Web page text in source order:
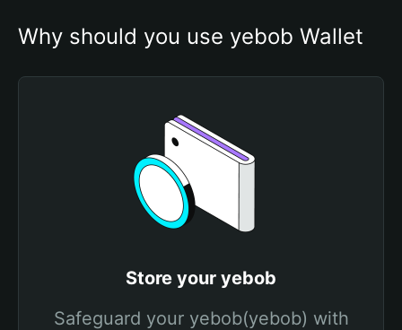
Why should you use yebob Wallet
Store your yebob
Safeguard your yebob(yebob) with